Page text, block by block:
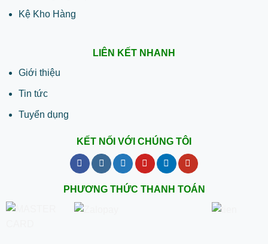
Kệ Kho Hàng
LIÊN KẾT NHANH
Giới thiệu
Tin tức
Tuyển dụng
KẾT NỐI VỚI CHÚNG TÔI
PHƯƠNG THỨC THANH TOÁN